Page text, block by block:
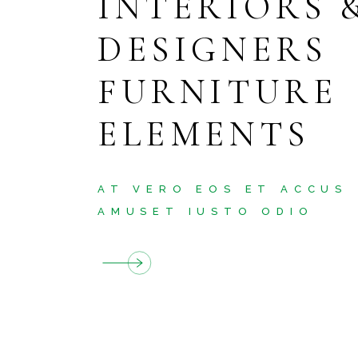
BODENLEGERARBEITEN
DESIGNERS
FURNITURE
ELEMENTS
AT VERO EOS ET ACCUS
AMUSET IUSTO ODIO